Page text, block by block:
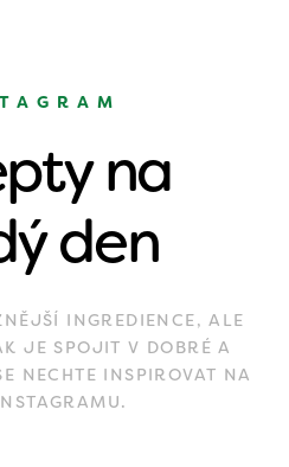
na
den
INGREDIENCE, ALE
JE SPOJIT V DOBRÉ A
NECHTE INSPIROVAT NA